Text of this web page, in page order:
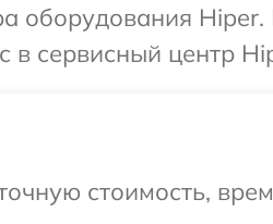
оборудования Hiper.
в сервисный центр
стоимость,